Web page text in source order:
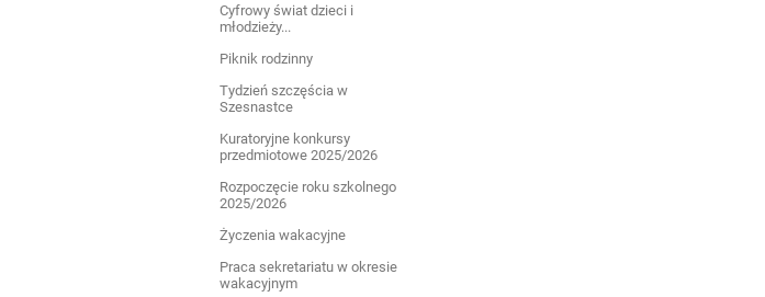
Cyfrowy świat dzieci i
młodzieży...
Piknik rodzinny
Tydzień szczęścia w
Szesnastce
Kuratoryjne konkursy
przedmiotowe 2025/2026
Rozpoczęcie roku szkolnego
2025/2026
Życzenia wakacyjne
Praca sekretariatu w okresie
wakacyjnym